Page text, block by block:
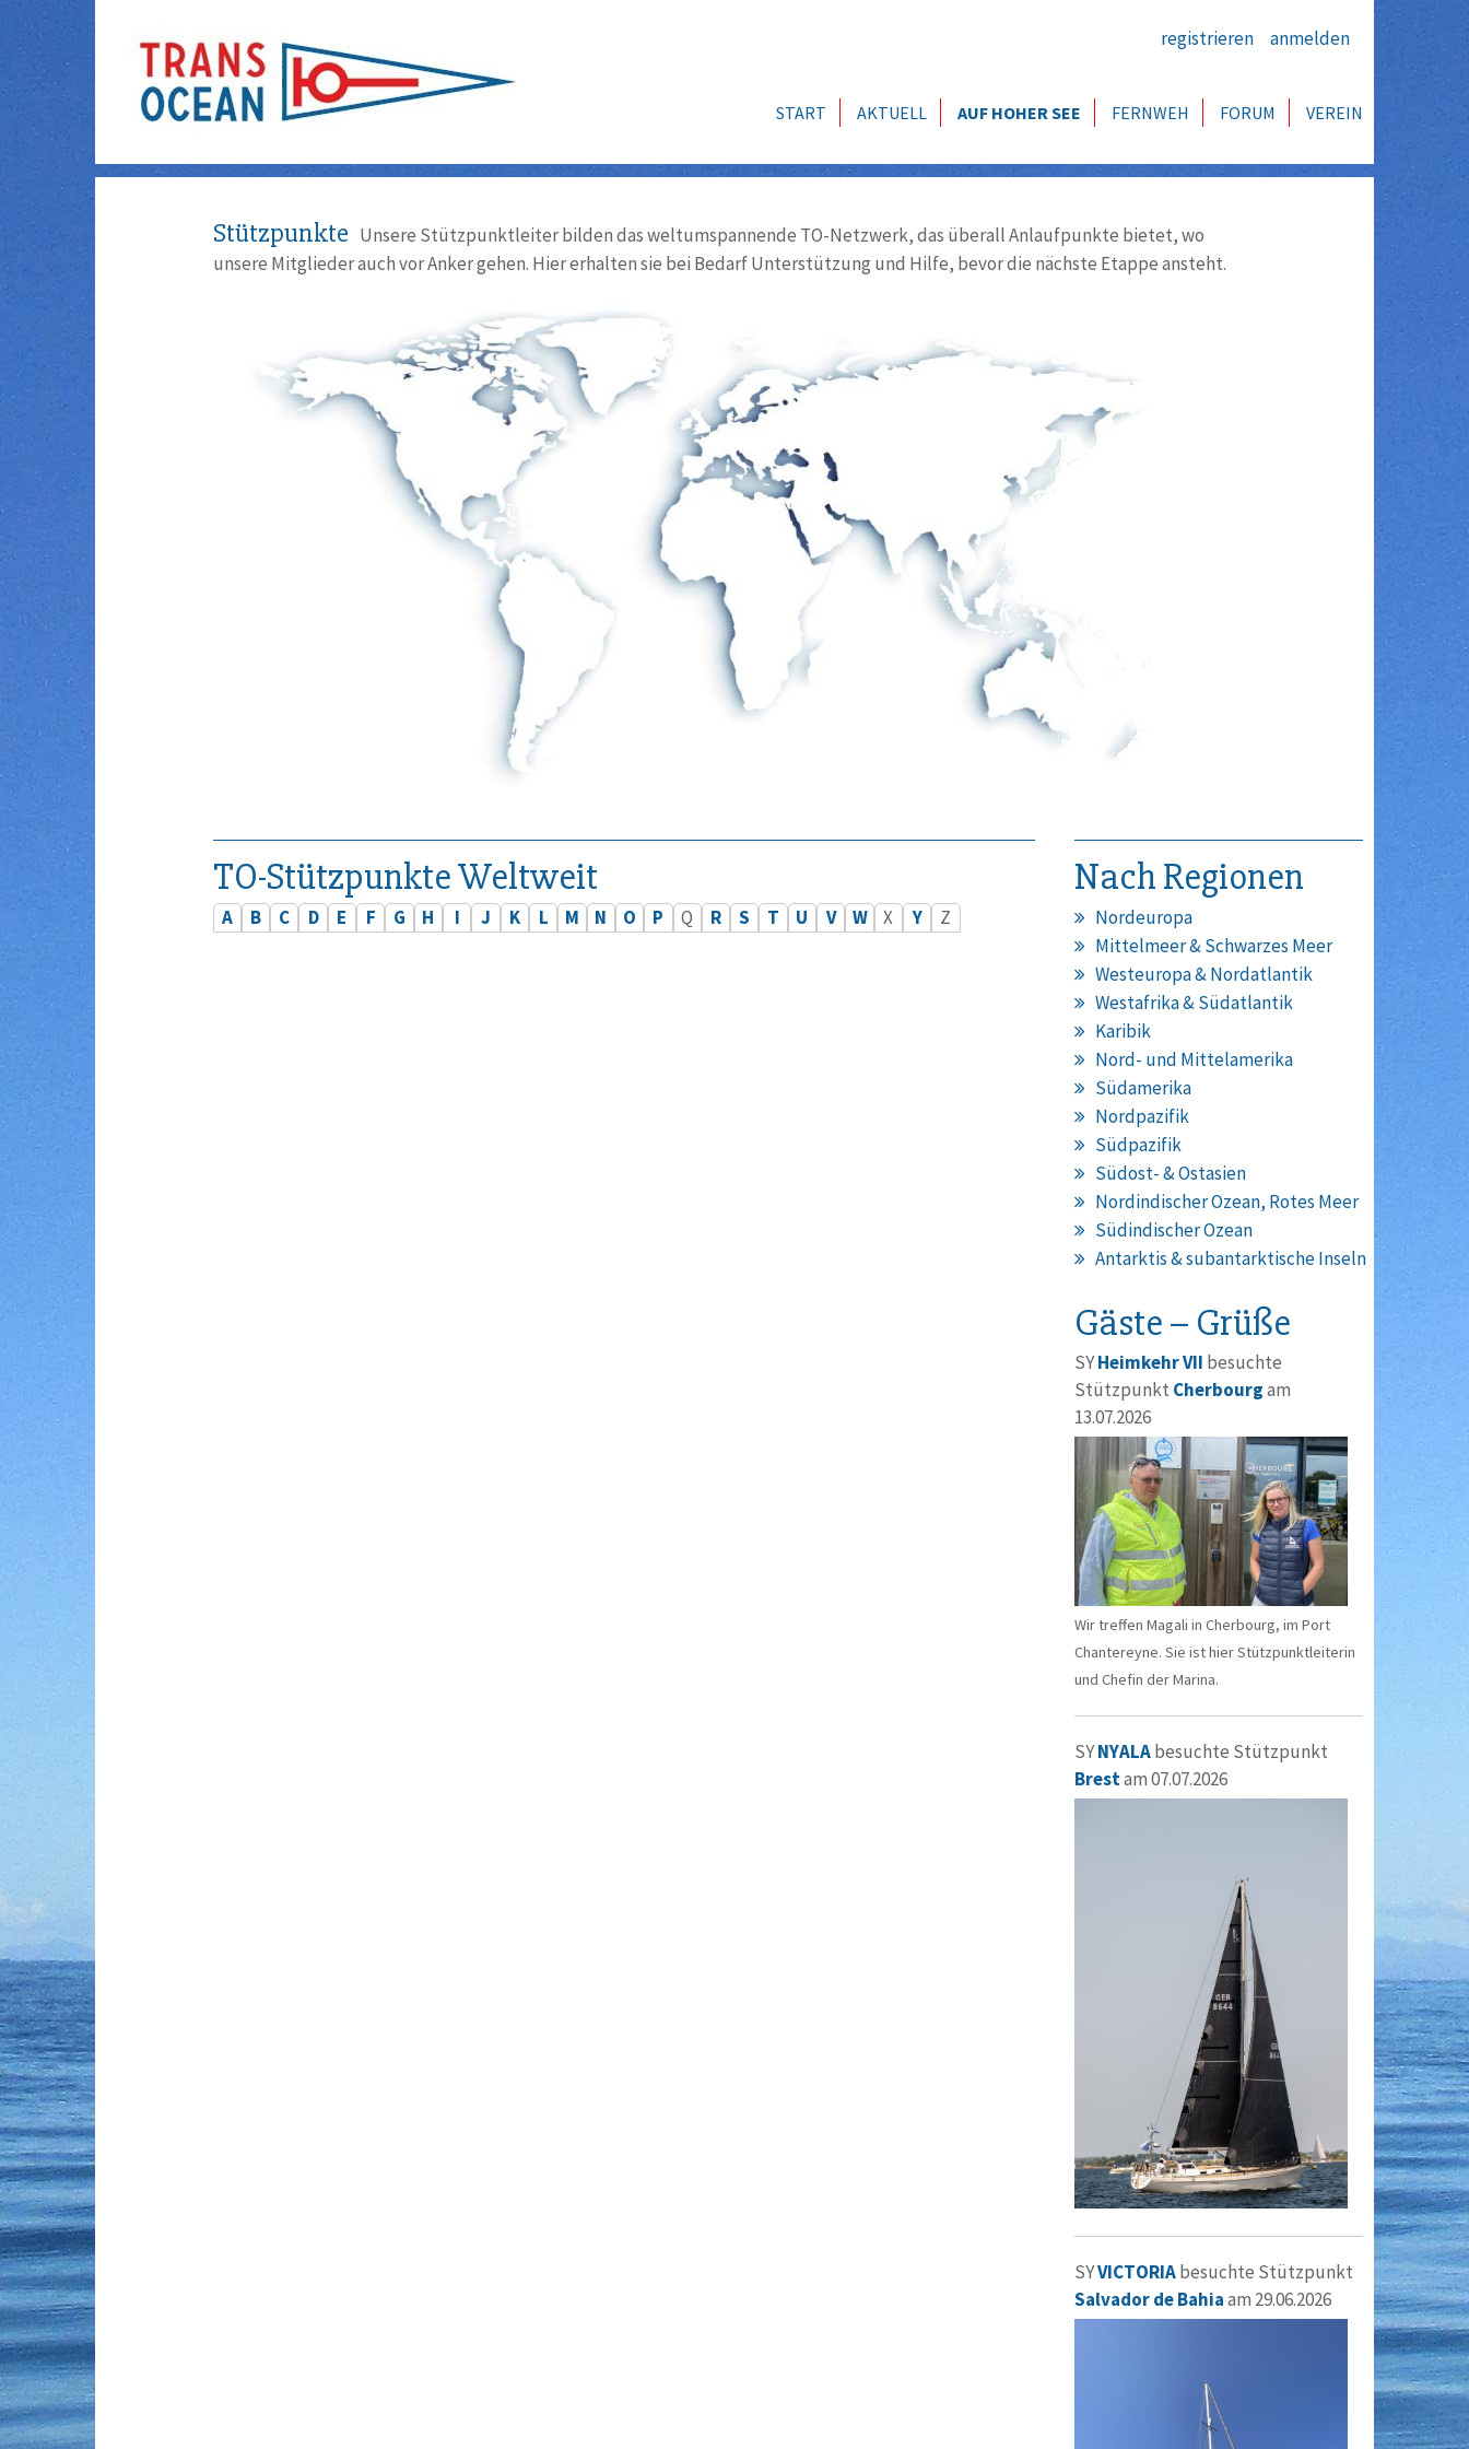
registrieren anmelden
START AKTUELL AUF HOHER SEE FERNWEH FORUM VEREIN
Stützpunkte Unsere Stützpunktleiter bilden das weltumspannende TO-Netzwerk, das überall Anlaufpunkte bietet, wo
unsere Mitglieder auch vor Anker gehen. Hier erhalten sie bei Bedarf Unterstützung und Hilfe, bevor die nächste Etappe ansteht.
TO-Stützpunkte Weltweit
A B C D E F G H I J K L M N O P Q R S T U V W X Y Z
Nach Regionen
Nordeuropa
Mittelmeer & Schwarzes Meer
Westeuropa & Nordatlantik
Westafrika & Südatlantik
Karibik
Nord- und Mittelamerika
Südamerika
Nordpazifik
Südpazifik
Südost- & Ostasien
Nordindischer Ozean, Rotes Meer
Südindischer Ozean
Antarktis & subantarktische Inseln
Gäste – Grüße
SYHeimkehr VII besuchte
Stützpunkt Cherbourgam
13.07.2026
Wir treffen Magali in Cherbourg, im Port
Chantereyne. Sie ist hier Stützpunktleiterin
und Chefin der Marina.
SYNYALAbesuchte Stützpunkt
Brestam 07.07.2026
SYVICTORIAbesuchte Stützpunkt
Salvador de Bahiaam 29.06.2026